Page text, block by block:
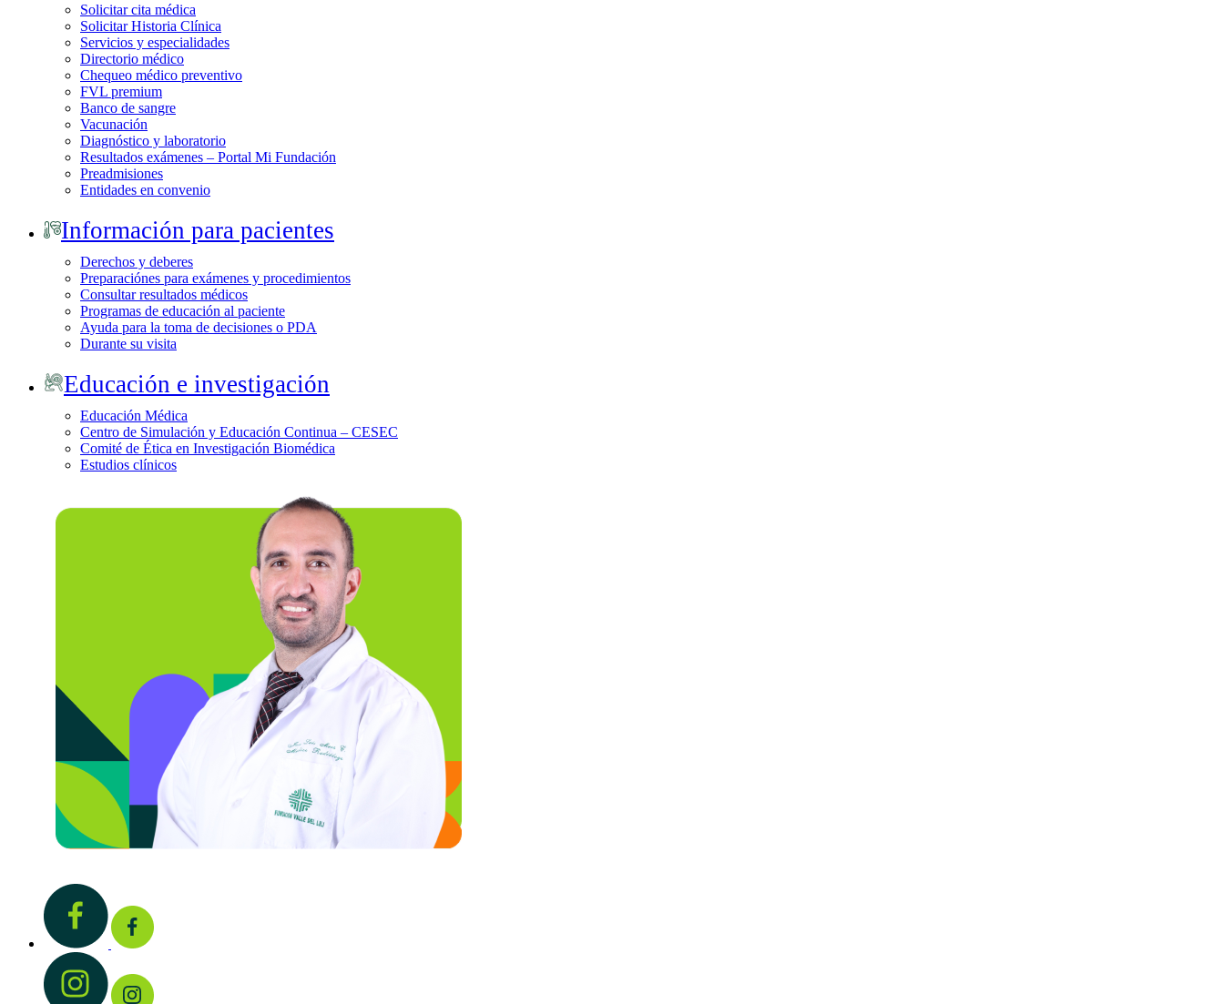
Solicitar cita médica
Solicitar Historia Clínica
Servicios y especialidades
Directorio médico
Chequeo médico preventivo
FVL premium
Banco de sangre
Vacunación
Diagnóstico y laboratorio
Resultados exámenes – Portal Mi Fundación
Preadmisiones
Entidades en convenio
Información para pacientes
Derechos y deberes
Preparaciónes para exámenes y procedimientos
Consultar resultados médicos
Programas de educación al paciente
Ayuda para la toma de decisiones o PDA
Durante su visita
Educación e investigación
Educación Médica
Centro de Simulación y Educación Continua – CESEC
Comité de Ética en Investigación Biomédica
Estudios clínicos